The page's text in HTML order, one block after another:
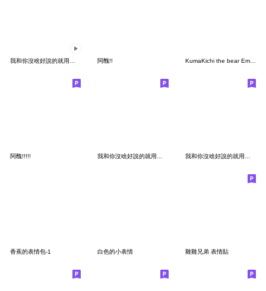
阿醜!! KumaKichi the bear Emoji2
阿醜!!!!!
香蕉的表情包-1 白色的小表情 雞雞兄弟 表情貼